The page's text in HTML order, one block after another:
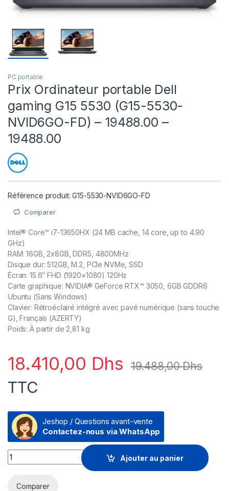
PC portable
Prix Ordinateur portable Dell
gaming G15 5530 (G15-5530-
NVID6GO-FD) – 19488.00 –
19488.00
Référence produit: G15-5530-NVID6GO-FD
Comparer
Intel® Core™ i7-13650HX (24 MB cache, 14 core, up to 4.90
GHz)
RAM: 16GB, 2x8GB, DDR5, 4800MHz
Disque dur: 512GB, M.2, PCIe NVMe, SSD
Écran: 15.6″ FHD (1920×1080) 120Hz
Carte graphique: NVIDIA® GeForce RTX™ 3050, 6GB GDDR6
Ubuntu (Sans Windows)
Clavier: Rétroéclairé intégré avec pavé numérique (sans touche
G), Français (AZERTY)
Poids: À partir de 2,81 kg
18.410,00 Dhs 19.488,00Dhs
TTC
Jeshop / Questions avant-vente
Contactez-nous via WhatsApp
Prix Ordinateur portable Dell gaming G15 5530 (G15-5530-
Ajouter au panier
Comparer